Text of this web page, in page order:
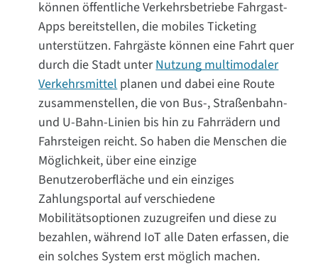
können öffentliche Verkehrsbetriebe Fahrgast-
Apps bereitstellen, die mobiles Ticketing
unterstützen. Fahrgäste können eine Fahrt quer
durch die Stadt unterNutzung multimodaler
Verkehrsmittel planen und dabei eine Route
zusammenstellen, die von Bus-, Straßenbahn-
und U-Bahn-Linien bis hin zu Fahrrädern und
Fahrsteigen reicht. So haben die Menschen die
Möglichkeit, über eine einzige
Benutzeroberfläche und ein einziges
Zahlungsportal auf verschiedene
Mobilitätsoptionen zuzugreifen und diese zu
bezahlen, während IoT alle Daten erfassen, die
ein solches System erst möglich machen.